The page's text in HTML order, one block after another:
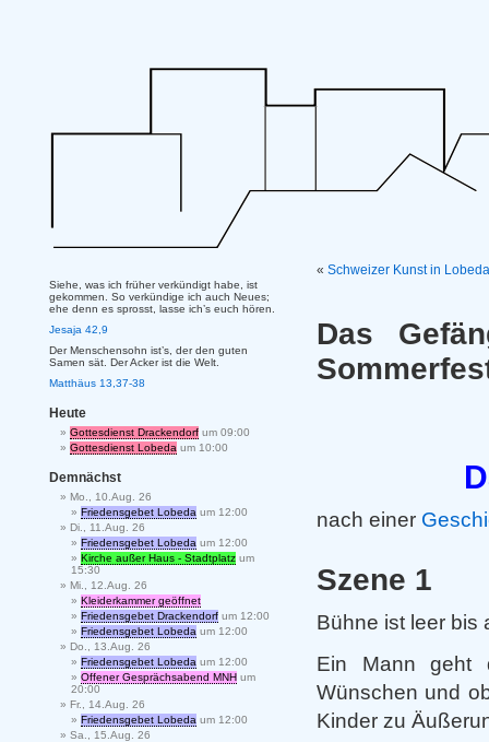
« Schweizer Kunst in Lobeda
Das
nach einer
Szene 1
Bühne ist leer bis
Ein Mann geht
Wünschen und
Kinder zu
Siehe, was ich früher verkündigt habe, ist
gekommen. So verkündige ich auch Neues;
ehe denn es sprosst, lasse ich’s euch hören.
Jesaja 42,9
Der Menschensohn ist’s, der den guten
Samen sät. Der Acker ist die Welt.
Matthäus 13,37-38
Heute
Gottesdienst Drackendorf um 09:00
Gottesdienst Lobeda um 10:00
Demnächst
Mo., 10.Aug. 26
Friedensgebet Lobeda um 12:00
Di., 11.Aug. 26
Friedensgebet Lobeda um 12:00
Kirche außer Haus - Stadtplatz um
15:30
Mi., 12.Aug. 26
Kleiderkammer geöffnet
Friedensgebet Drackendorf um 12:00
Friedensgebet Lobeda um 12:00
Do., 13.Aug. 26
Friedensgebet Lobeda um 12:00
Offener Gesprächsabend MNH um
20:00
Fr., 14.Aug. 26
Friedensgebet Lobeda um 12:00
Sa., 15.Aug. 26